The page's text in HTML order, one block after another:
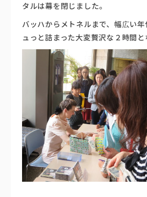
タルは幕を閉じました。
バッハからメトネルまで、幅広い
ュっと詰まった大変贅沢な２時間と